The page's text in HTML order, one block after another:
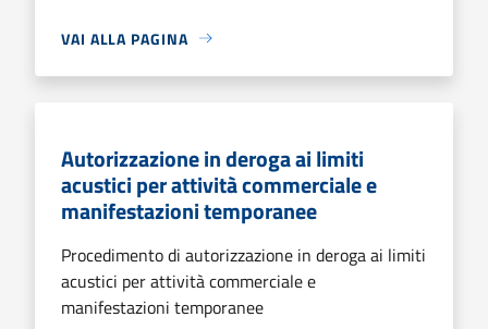
VAI ALLA PAGINA
Autorizzazione in deroga ai limiti
acustici per attività commerciale e
manifestazioni temporanee
Procedimento di autorizzazione in deroga ai limiti
acustici per attività commerciale e
manifestazioni temporanee